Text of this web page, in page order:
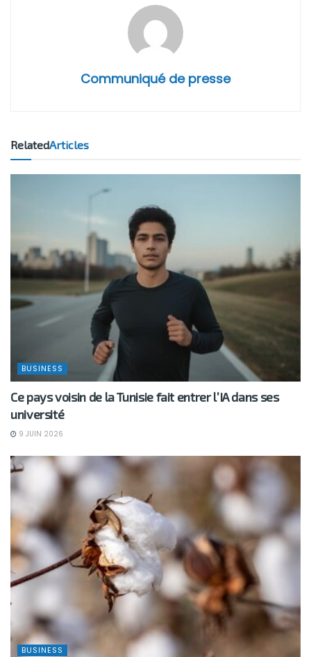
Communiqué de presse
RelatedArticles
BUSINESS
Ce pays voisin de la Tunisie fait entrer l’IA dans ses
université
9 JUIN 2026
BUSINESS